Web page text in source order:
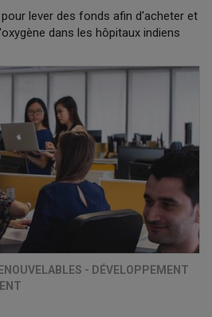
lever des fonds afin d'acheter et
dans les hôpitaux indiens
- DÉVELOPPEMENT